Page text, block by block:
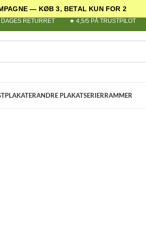
— KØB 3, BETAL KUN FOR 2
RETURRET ★ 4,5/5 PÅ TRUSTPILOT
ANDRE PLAKATSERIERRAMMER